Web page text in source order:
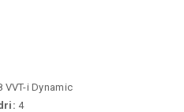
VVT-i Dynamic
4